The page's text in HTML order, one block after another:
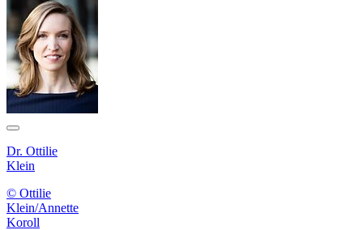
Dr. Ottilie
Klein
© Ottilie
Klein/Annette
Koroll